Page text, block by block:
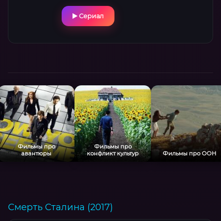
Фёдор Бондарчук, Мария Ахметзянова и
блистательный ансамбль актёров создают
Сериал
Фильмы про
авантюры
Фильмы про
конфликт культур
Фильмы про ООН
Смерть Сталина (2017)